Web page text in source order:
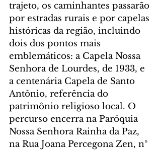
trajeto, os caminhantes passarão
por estradas rurais e por capelas
históricas da região, incluindo
dois dos pontos mais
emblemáticos: a Capela Nossa
Senhora de Lourdes, de 1933, e
a centenária Capela de Santo
Antônio, referência do
patrimônio religioso local. O
percurso encerra na Paróquia
Nossa Senhora Rainha da Paz,
na Rua Joana Percegona Zen, nº